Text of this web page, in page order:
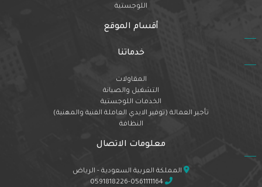
اللوجستية
أقسام الموقع
خدماتنا
المقاولات
التشغيل والصيانة
الخدمات اللوجستية
تأجير العمالة (توفير الايدي العاملة الفنية والمهنية)
النظافة
معلومات الاتصال
المملكة العربية السعودية - الرياض
0591818226-0561111164